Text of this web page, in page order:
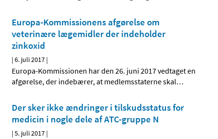
Europa-Kommissionens afgørelse om
veterinære lægemidler der indeholder
zinkoxid
|6. juli 2017 |
Europa-Kommissionen har den 26. juni 2017 vedtaget en
afgørelse, der indebærer, at medlemsstaterne skal…
Der sker ikke ændringer i tilskudsstatus for
medicin i nogle dele af ATC-gruppe N
|5. juli 2017 |